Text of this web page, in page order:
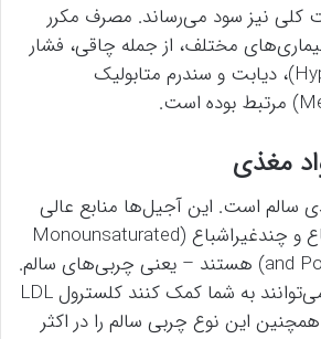
کلی نیز سود می‌رساند. مصرف مکرر
مختلف، از جمله چاقی، فشار
خون بالا (Hypertension)، دیابت و سندرم متابولیک
سالم است. این آجیل‌ها منابع عالی
چربی‌های تک‌غیراشباع و چندغیراشباع (Monounsaturated
and Polyunsaturated Fats) هستند – یعنی چربی‌های سالم.
چربی‌های غیراشباع می‌توانند به شما کمک کنند کلسترول LDL
این نوع چربی سالم را در اکثر